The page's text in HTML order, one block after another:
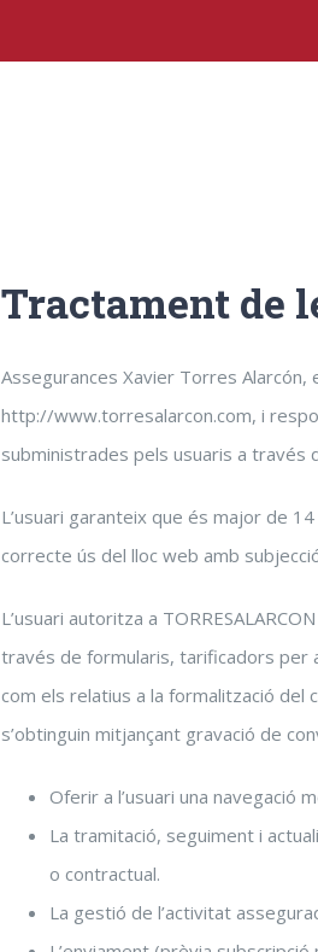
Tractament de
Assegurances Xavier Torres Alarcón,
http://www.torresalarcon.com, i
subministrades pels usuaris a través
L’usuari garanteix que és major de
correcte ús del lloc web amb
L’usuari autoritza a
través de formularis, tarificadors per
com els relatius a la formalització del
s’obtinguin mitjançant gravació de
Oferir a l’usuari una navegació
La tramitació, seguiment i
o contractual.
La gestió de l’activitat